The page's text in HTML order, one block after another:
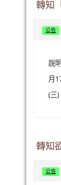
轉知
公告
說
月
(三
轉知
公告